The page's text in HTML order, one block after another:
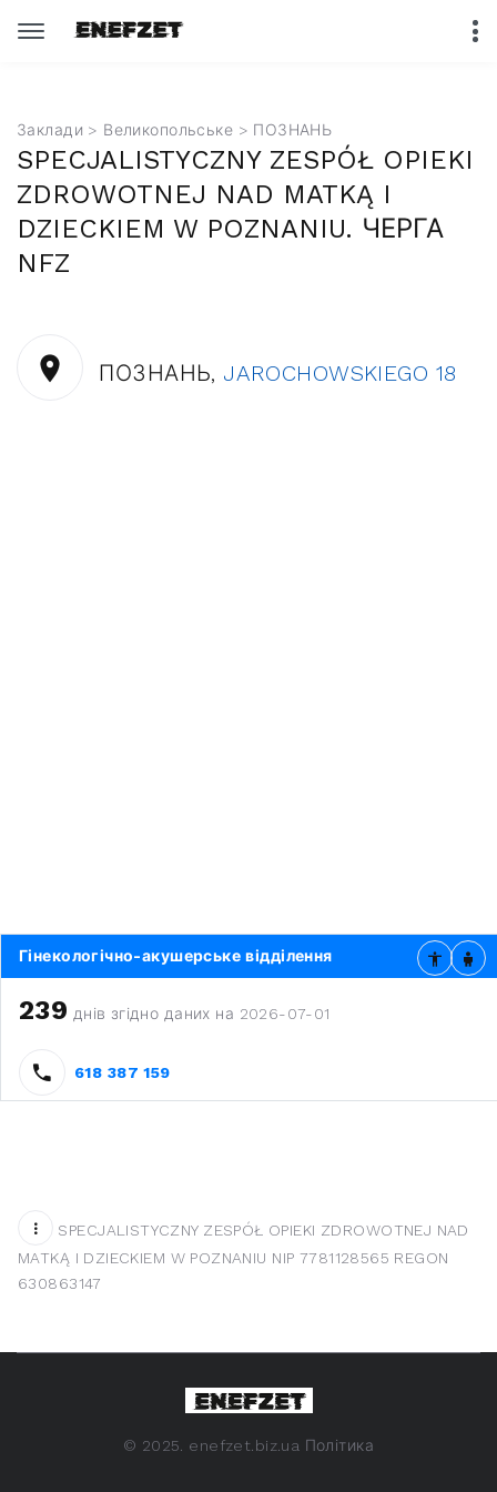
Заклади > Великопольське > ПОЗНАНЬ
SPECJALISTYCZNY ZESPÓŁ OPIEKI
ZDROWOTNEJ NAD MATKĄ I
DZIECKIEM W POZNANIU. ЧЕРГА
NFZ
ПОЗНАНЬ, JAROCHOWSKIEGO 18
Гінекологічно-акушерське відділення
239 днів згідно даних на 2026-07-01
618 387 159
SPECJALISTYCZNY ZESPÓŁ OPIEKI ZDROWOTNEJ NAD
MATKĄ I DZIECKIEM W POZNANIU NIP 7781128565 REGON
630863147
© 2025. enefzet.biz.ua Політика